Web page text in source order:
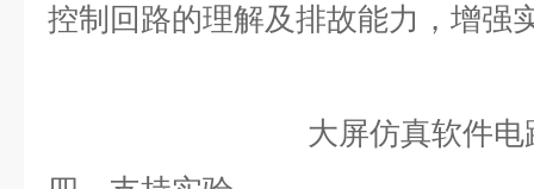
控制回路的理解及排故能力，增强
大屏仿真软件电